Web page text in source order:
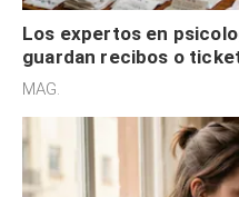
Los expertos en
guardan recibos o
son acumuladores, sino
MAG.